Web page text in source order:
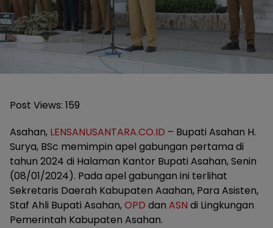
Post Views: 159
Asahan, LENSANUSANTARA.CO.ID – Bupati Asahan H.
Surya, BSc memimpin apel gabungan pertama di
tahun 2024 di Halaman Kantor Bupati Asahan, Senin
(08/01/2024). Pada apel gabungan ini terlihat
Sekretaris Daerah Kabupaten Aaahan, Para Asisten,
Staf Ahli Bupati Asahan,OPD dan ASN di Lingkungan
Pemerintah Kabupaten Asahan.